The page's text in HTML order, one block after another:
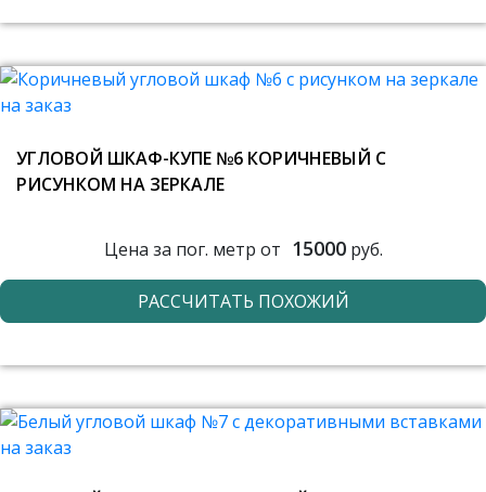
УГЛОВОЙ ШКАФ-КУПЕ №6 КОРИЧНЕВЫЙ С
РИСУНКОМ НА ЗЕРКАЛЕ
Цена за пог. метр от 15000руб.
РАССЧИТАТЬ ПОХОЖИЙ